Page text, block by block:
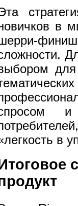
в
для
и
в